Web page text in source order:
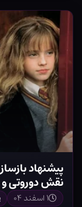
پیشنهاد
نقش دوروتی و
«یکی از
۱ اسفند ۰۴